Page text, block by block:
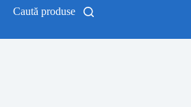
Caută produse